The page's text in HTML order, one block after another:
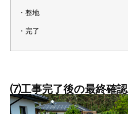
・整地
・完了
⑺工事完了後の最終確認